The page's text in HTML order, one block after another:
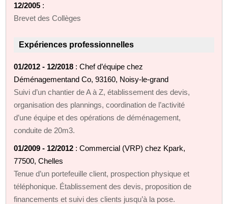
12/2005 :
Brevet des Collèges
Expériences professionnelles
01/2012 - 12/2018 : Chef d’équipe chez
Déménagementand Co, 93160, Noisy-le-grand
Suivi d’un chantier de A à Z, établissement des devis,
organisation des plannings, coordination de l’activité
d’une équipe et des opérations de déménagement,
conduite de 20m3.
01/2009 - 12/2012 : Commercial (VRP) chez Kpark,
77500, Chelles
Tenue d’un portefeuille client, prospection physique et
téléphonique. Établissement des devis, proposition de
financements et suivi des clients jusqu’à la pose.